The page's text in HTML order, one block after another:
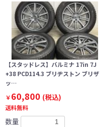
【スタッドレス】バルミナ 17in 7J
+38 PCD114.3 ブリヂストン ブリザ
ッ…
￥60,800 (税込)
送料無料
数量